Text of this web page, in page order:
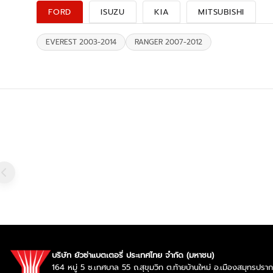
FORD ISUZU KIA MITSUBISHI
EVEREST 2003-2014 RANGER 2007-2012
บริษัท ยัวซ่าแบตเตอรี่ ประเทศไทย จำกัด (มหาชน)
164 หมู่ 5 ซ.เทศบาล 55 ถ.สุขุมวิท ต.ท้ายบ้านใหม่ อ.เมืองสมุทรปรา